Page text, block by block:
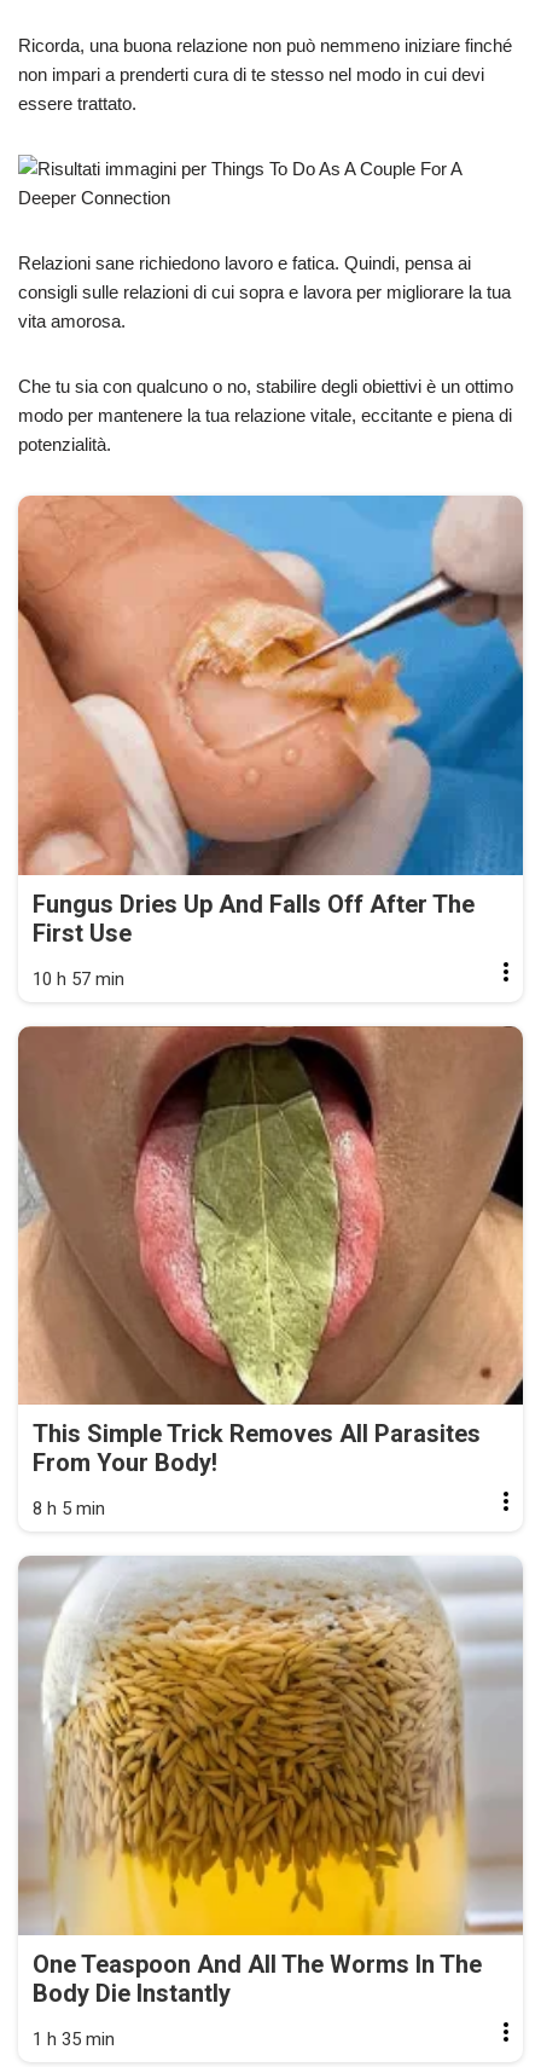
Ricorda, una buona relazione non può nemmeno iniziare finché
non impari a prenderti cura di te stesso nel modo in cui devi
essere trattato.
Relazioni sane richiedono lavoro e fatica. Quindi, pensa ai
consigli sulle relazioni di cui sopra e lavora per migliorare la tua
vita amorosa.
Che tu sia con qualcuno o no, stabilire degli obiettivi è un ottimo
modo per mantenere la tua relazione vitale, eccitante e piena di
potenzialità.
Fungus Dries Up And Falls Off After The
First Use
10 h 57 min
This Simple Trick Removes All Parasites
From Your Body!
8 h 5 min
One Teaspoon And All The Worms In The
Body Die Instantly
1 h 35 min